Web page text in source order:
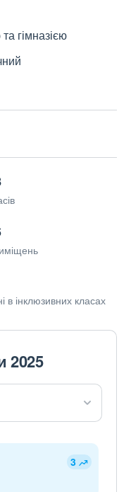
гімназією
в інклюзивних класах
2025
3